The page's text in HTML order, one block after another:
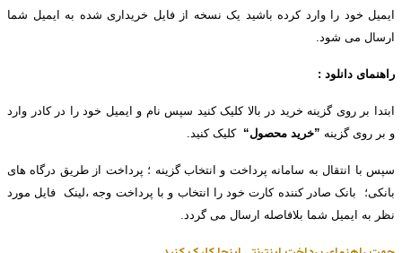
ایمیل خود را وارد کرده باشید یک نسخه از فایل خریداری شده به ایمیل شما
ارسال می شود.
راهنمای دانلود :
ابتدا بر روی گزینه خرید در بالا کلیک کنید سپس نام و ایمیل خود را در کادر وارد
و بر روی گزینه ”خرید محصول“ کلیک کنید.
سپس با انتقال به سامانه پرداخت و انتخاب گزینه ؛ پرداخت از طریق درگاه های
بانکی؛ بانک صادر کننده کارت خود را انتخاب و با پرداخت وجه ،لینک فایل مورد
نظر به ایمیل شما بلافاصله ارسال می گردد.